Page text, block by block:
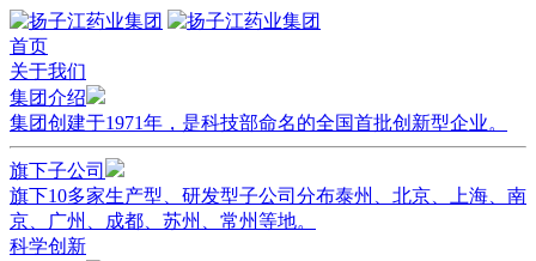
首页
关于我们
集团介绍
集团创建于1971年，是科技部命名的全国首批创新型企业。
旗下子公司
旗下10多家生产型、研发型子公司分布泰州、北京、上海、南
京、广州、成都、苏州、常州等地。
科学创新